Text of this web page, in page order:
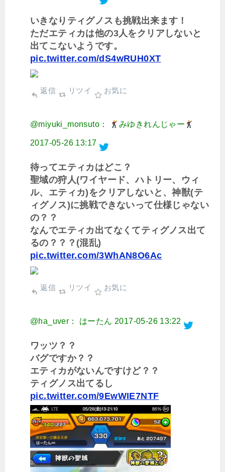
いきなりティグノスも挑戦出来ます！
ただエティカは他の3人をクリアしないと
出てこないようです。
pic.twitter.com/dS4wRUH0XT
返信 リツイ お気に
@miyuki_monsuto： みゆきれんじゃー
2017-05-26 13:17
待ってエティカはどこ？
聖域の狩人(ワイヤード、ハトリー、ウィ
ル、エティカ)をクリアしないと、神獣(テ
ィグノス)に挑戦できないって仕様じゃない
の？？
なんでエティカ出てなくてティグノス出て
るの？？？(混乱)
pic.twitter.com/3WhAN8O6Ac
返信 リツイ お気に
@ha_uver： はーたん 2017-05-26 13:22
ワッツ？？
バグですか？？
エティカがないんですけど？？
ティグノス出てるし
pic.twitter.com/9EwWIE7NTF